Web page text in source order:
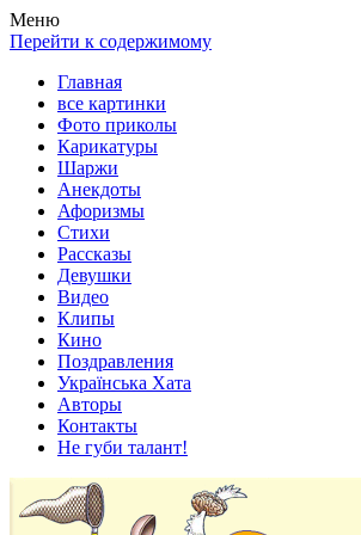
Весела хата — прикольные картинки,
Покажем всем ваши фото приколы,
Меню
Перейти к содержимому
Главная
все картинки
Фото приколы
Карикатуры
Шаржи
Анекдоты
Афоризмы
Стихи
Рассказы
Девушки
Видео
Клипы
Кино
Поздравления
Українська Хата
Авторы
Контакты
Не губи талант!